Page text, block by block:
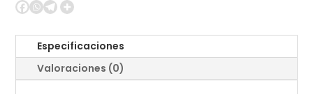
14"
Especificaciones
Valoraciones (0)